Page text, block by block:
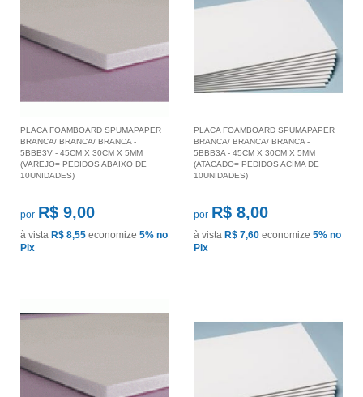
PLACA FOAMBOARD SPUMAPAPER
BRANCA/ BRANCA/ BRANCA -
5BBB3V - 45CM X 30CM X 5MM
(VAREJO= PEDIDOS ABAIXO DE
10UNIDADES)
por R$ 9,00
à vista R$ 8,55 economize 5% no
Pix
PLACA FOAMBOARD SPUMAPAPER
BRANCA/ BRANCA/ BRANCA -
5BBB3A - 45CM X 30CM X 5MM
(ATACADO= PEDIDOS ACIMA DE
10UNIDADES)
por R$ 8,00
à vista R$ 7,60 economize 5% no
Pix